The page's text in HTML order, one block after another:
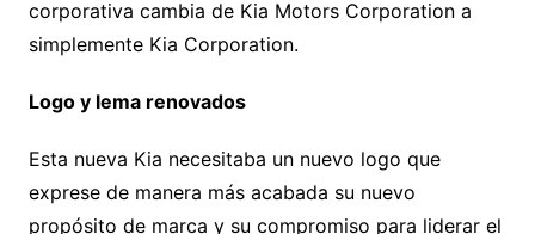
corporativa cambia de Kia Motors Corporation a
simplemente Kia Corporation.
Logo y lema renovados
Esta nueva Kia necesitaba un nuevo logo que
exprese de manera más acabada su nuevo
propósito de marca y su compromiso para liderar el